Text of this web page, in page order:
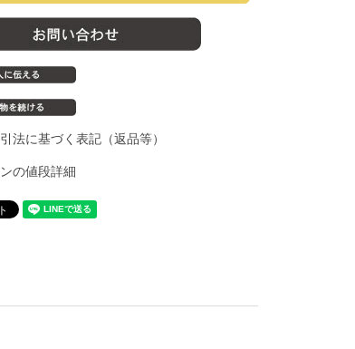
法に基づく表記（返品等）
の値段詳細